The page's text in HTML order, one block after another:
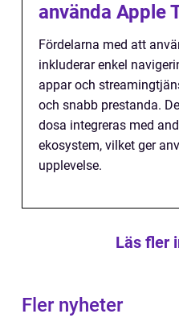
använda Apple
Fördelarna med att
inkluderar enkel
appar och
och snabb prestanda.
dosa integreras med
ekosystem, vilket ger
upplevelse.
Läs fler
Fler nyheter